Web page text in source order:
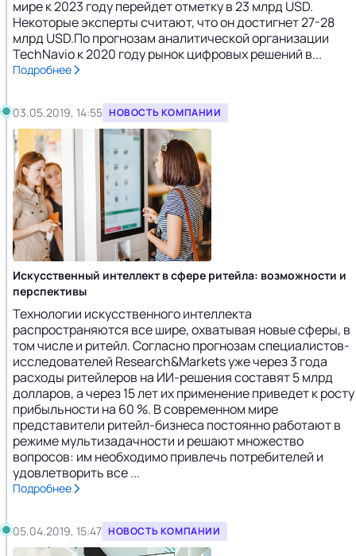
мире к 2023 году перейдет отметку в 23 млрд USD.
Некоторые эксперты считают, что он достигнет 27-28
млрд USD.По прогнозам аналитической организации
TechNavio к 2020 году рынок цифровых решений в...
Подробнее
03.05.2019, 14:55 НОВОСТЬ КОМПАНИИ
Искусственный интеллект в сфере ритейла: возможности и
перспективы
Технологии искусственного интеллекта
распространяются все шире, охватывая новые сферы, в
том числе и ритейл. Согласно прогнозам специалистов-
исследователей Research&Markets уже через 3 года
расходы ритейлеров на ИИ-решения составят 5 млрд
долларов, а через 15 лет их применение приведет к росту
прибыльности на 60 %. В современном мире
представители ритейл-бизнеса постоянно работают в
режиме мультизадачности и решают множество
вопросов: им необходимо привлечь потребителей и
удовлетворить все ...
Подробнее
05.04.2019, 15:47 НОВОСТЬ КОМПАНИИ